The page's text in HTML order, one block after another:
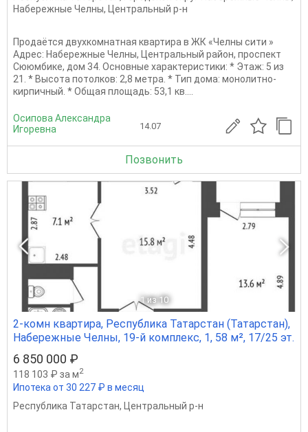
Набережные Челны, Центральный р-н
Продаётся двухкомнатная квартира в ЖК «Челны сити »
Адрес: Набережные Челны, Центральный район, проспект
Сююмбике, дом 34. Основные характеристики: * Этаж: 5 из
21. * Высота потолков: 2,8 метра. * Тип дома: монолитно-
кирпичный. * Общая площадь: 53,1 кв....
Осипова Александра
Игоревна
14.07
Позвонить
1 из 10
2-комн квартира, Республика Татарстан (Татарстан),
Набережные Челны, 19-й комплекс, 1, 58 м², 17/25 эт.
6 850 000 ₽
118 103 ₽ за м2
Ипотека от 30 227 ₽ в месяц
Республика Татарстан, Центральный р-н